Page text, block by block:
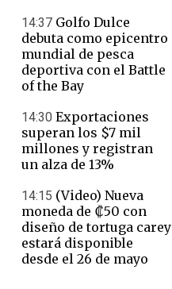
14:37 Golfo Dulce
debuta como epicentro
mundial de pesca
deportiva con el Battle
of the Bay
14:30 Exportaciones
superan los $7 mil
millones y registran
un alza de 13%
14:15 (Video) Nueva
moneda de ₡50 con
diseño de tortuga carey
estará disponible
desde el 26 de mayo